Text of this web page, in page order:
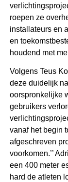
roepen ze
installateurs en
en
houdend met
Volgens Teus
deze duidelijk
oorspronkelijke
gebruikers
vanaf het begin
afgeschreven
voorkomen.’’
een 400 meter
hard de atleten